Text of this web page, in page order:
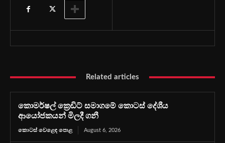
Related articles
කොමර්ෂල් ක්‍රෙඩිට් සමාගමේ කොටස් දේශීය
ආයෝජකයන් මිලදී ගනී
කොටස් වෙළෙඳ පොළ August 6, 2026